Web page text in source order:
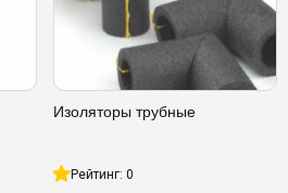
Изоляторы трубные
Рейтинг: 0